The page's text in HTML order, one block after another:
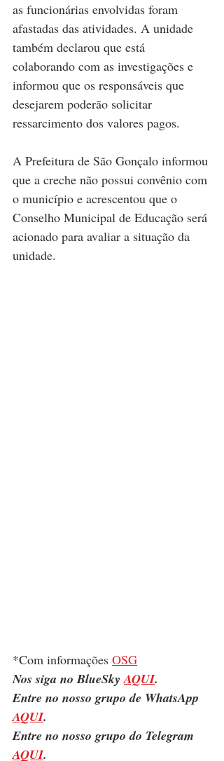
as funcionárias envolvidas foram
afastadas das atividades. A unidade
também declarou que está
colaborando com as investigações e
informou que os responsáveis que
desejarem poderão solicitar
ressarcimento dos valores pagos.
A Prefeitura de São Gonçalo informou
que a creche não possui convênio com
o município e acrescentou que o
Conselho Municipal de Educação será
acionado para avaliar a situação da
unidade.
*Com informações OSG
Nos siga no BlueSky AQUI.
Entre no nosso grupo de WhatsApp
AQUI.
Entre no nosso grupo do Telegram
AQUI.